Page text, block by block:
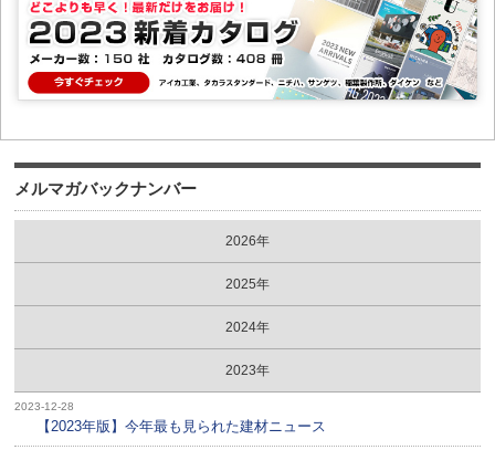
メルマガバックナンバー
2026年
2025年
2024年
2023年
2023-12-28
【2023年版】今年最も見られた建材ニュース